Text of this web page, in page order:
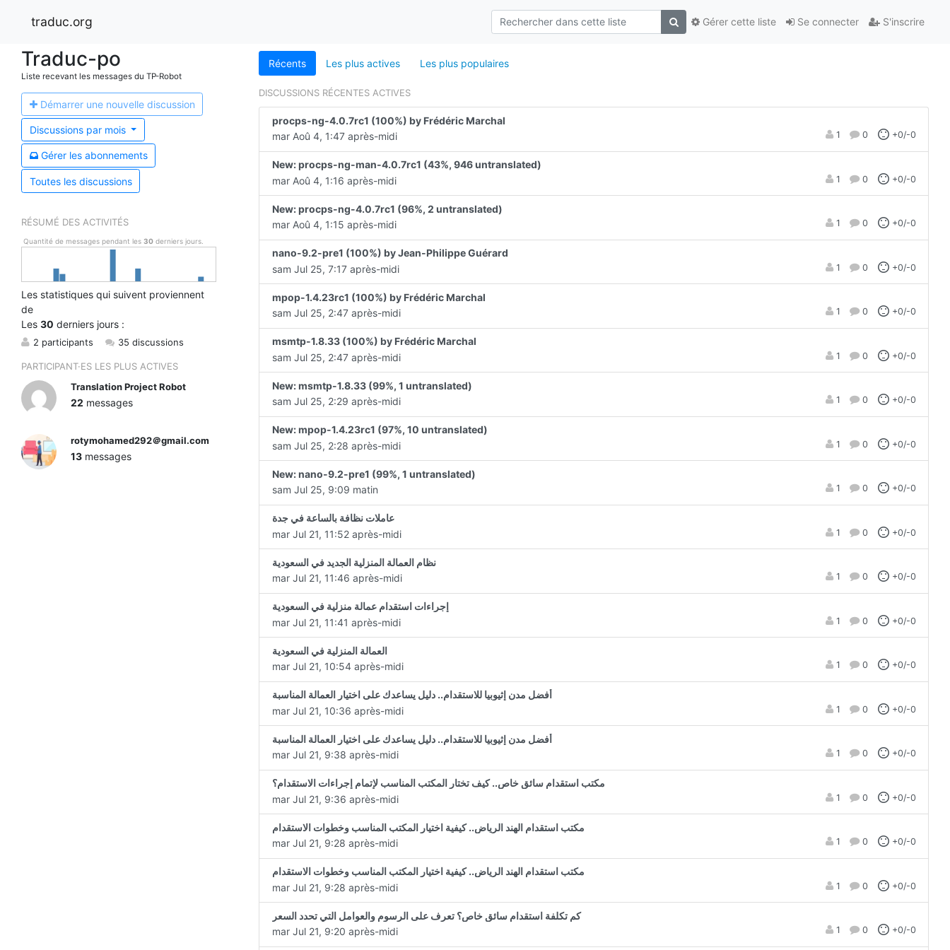
traduc.org Se connecter S'inscrire
Gérer cette liste
Traduc-po
Liste recevant les messages du TP-Robot
Démarrer une nouvelle discussion
Discussions parmois
Gérer les abonnements
Toutes les discussions
RÉSUMÉ DES ACTIVITÉS
Quantité de messages pendant les 30derniers jours.
Les statistiques qui suivent proviennent
de
Les 30 derniers jours :
2 participants 35 discussions
PARTICIPANT·ES LES PLUS ACTIVES
Translation Project Robot
22 messages
rotymohamed292＠gmail.com
13 messages
Récents Les plus actives Les plus populaires
DISCUSSIONS RÉCENTES ACTIVES
procps-ng-4.0.7rc1 (100%) by Frédéric Marchal
mar Aoû 4, 1:47 après-midi
1 0 +0/-0
New: procps-ng-man-4.0.7rc1 (43%, 946 untranslated)
mar Aoû 4, 1:16 après-midi
1 0 +0/-0
New: procps-ng-4.0.7rc1 (96%, 2 untranslated)
mar Aoû 4, 1:15 après-midi
1 0 +0/-0
nano-9.2-pre1 (100%) by Jean-Philippe Guérard
sam Jul 25, 7:17 après-midi
1 0 +0/-0
mpop-1.4.23rc1 (100%) by Frédéric Marchal
sam Jul 25, 2:47 après-midi
1 0 +0/-0
msmtp-1.8.33 (100%) by Frédéric Marchal
sam Jul 25, 2:47 après-midi
1 0 +0/-0
New: msmtp-1.8.33 (99%, 1 untranslated)
sam Jul 25, 2:29 après-midi
1 0 +0/-0
New: mpop-1.4.23rc1 (97%, 10 untranslated)
sam Jul 25, 2:28 après-midi
1 0 +0/-0
New: nano-9.2-pre1 (99%, 1 untranslated)
sam Jul 25, 9:09 matin
1 0 +0/-0
عاملات نظافة بالساعة في جدة
mar Jul 21, 11:52 après-midi
1 0 +0/-0
نظام العمالة المنزلية الجديد في السعودية
mar Jul 21, 11:46 après-midi
1 0 +0/-0
إجراءات استقدام عمالة منزلية في السعودية
mar Jul 21, 11:41 après-midi
1 0 +0/-0
العمالة المنزلية في السعودية
mar Jul 21, 10:54 après-midi
1 0 +0/-0
أفضل مدن إثيوبيا للاستقدام.. دليل يساعدك على اختيار العمالة المناسبة
mar Jul 21, 10:36 après-midi
1 0 +0/-0
أفضل مدن إثيوبيا للاستقدام.. دليل يساعدك على اختيار العمالة المناسبة
mar Jul 21, 9:38 après-midi
1 0 +0/-0
مكتب استقدام سائق خاص.. كيف تختار المكتب المناسب لإتمام إجراءات الاستقدام؟
mar Jul 21, 9:36 après-midi
1 0 +0/-0
مكتب استقدام الهند الرياض.. كيفية اختيار المكتب المناسب وخطوات الاستقدام
mar Jul 21, 9:28 après-midi
1 0 +0/-0
مكتب استقدام الهند الرياض.. كيفية اختيار المكتب المناسب وخطوات الاستقدام
mar Jul 21, 9:28 après-midi
1 0 +0/-0
كم تكلفة استقدام سائق خاص؟ تعرف على الرسوم والعوامل التي تحدد السعر
mar Jul 21, 9:20 après-midi
1 0 +0/-0